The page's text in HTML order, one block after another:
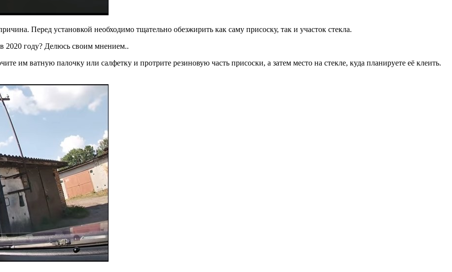
Перед установкой необходимо тщательно обезжирить как саму присоску, так и участок стекла.
2020 году? Делюсь своим мнением..
им ватную палочку или салфетку и протрите резиновую часть присоски, а затем место на стекле, куда планируете её клеить.